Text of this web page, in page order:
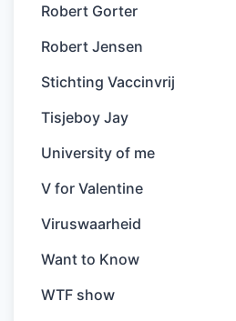
Robert Gorter
Robert Jensen
Stichting Vaccinvrij
Tisjeboy Jay
University of me
V for Valentine
Viruswaarheid
Want to Know
WTF show